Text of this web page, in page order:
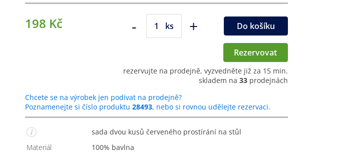
198 Kč - ks + Do košíku
Rezervovat
rezervujte na prodejně, vyzvedněte již za 15 min.
skladem na 33 prodejnách
Chcete se na výrobek jen podívat na prodejně?
Poznamenejte si číslo produktu 28493, nebo si rovnou udělejte rezervaci.
sada dvou kusů červeného prostírání na stůl
Materiál
100% bavlna